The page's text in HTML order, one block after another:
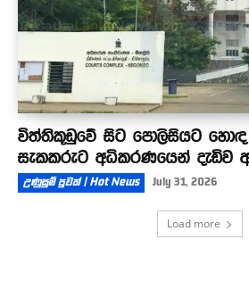
විත්තිකූඩුවේ සිට පොලිසියට
සැකකරුට අධිකරණයෙන් දැඩිව
උණුසුම් පුවත් | Hot News July 31, 2026
Load more